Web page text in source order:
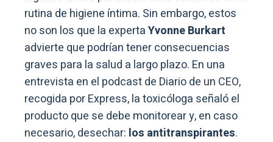
rutina de higiene íntima. Sin embargo, estos
no son los que la expertaYvonne Burkart
advierte que podrían tener consecuencias
graves para la salud a largo plazo. En una
entrevista en el podcast de Diario de un CEO,
recogida por Express, la toxicóloga señaló el
producto que se debe monitorear y, en caso
necesario, desechar: los antitranspirantes.